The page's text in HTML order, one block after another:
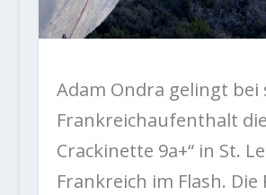
Adam Ondra gelingt bei
Frankreichaufenthalt
Crackinette 9a+“ in St.
Frankreich im Flash. Die